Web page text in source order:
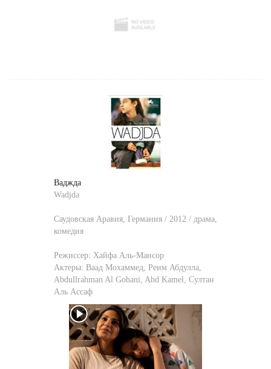
Ваджда
Wadjda
Саудовская Аравия, Германия / 2012 / драма,
комедия
Режиссер: Хайфа Аль-Мансор
Актеры: Ваад Мохаммед Реим Абдулла
Abdullrahman Al Gohani Ahd Kamel Султан
Аль Ассаф